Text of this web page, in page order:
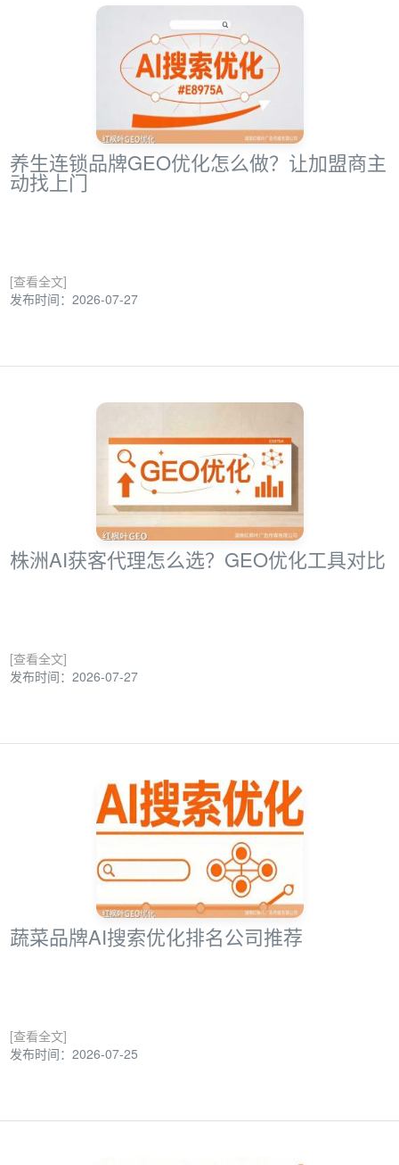
养生连锁品牌GEO优化怎么做？让加盟商主
动找上门
[查看全文]
发布时间：2026-07-27
株洲AI获客代理怎么选？GEO优化工具对比
[查看全文]
发布时间：2026-07-27
蔬菜品牌AI搜索优化排名公司推荐
[查看全文]
发布时间：2026-07-25